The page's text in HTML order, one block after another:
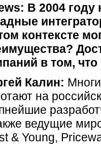
В 2004
контексте
в том, что
Калин:
на
ведущие
& Young,